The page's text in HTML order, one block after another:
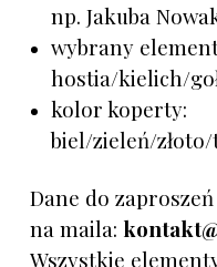
np. Jakuba
wybrany
hostia/kielich/
kolor koperty:
biel/zieleń/
Dane do
na maila:
Wszystkie